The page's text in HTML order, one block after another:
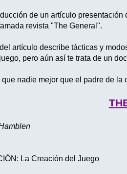
de un artículo
revista "The General".
artículo describe tácticas y
pero aún así te trata de un
que nadie mejor que el padre de la
La Creación del Juego